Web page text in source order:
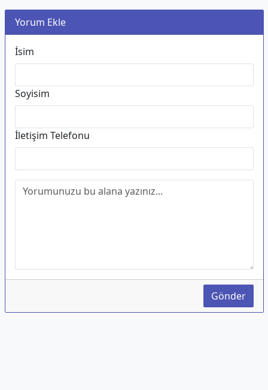
Yorum Ekle
İsim
Soyisim
İletişim Telefonu
Gönder